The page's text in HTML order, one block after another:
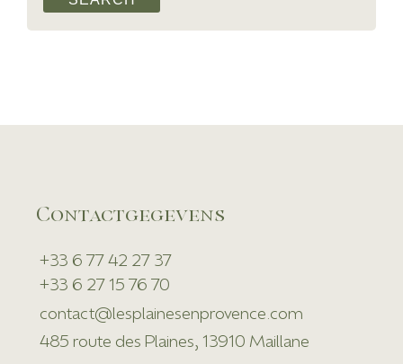
Contactgegevens
+33 6 77 42 27 37
+33 6 27 15 76 70
contact@lesplainesenprovence.com
485 route des Plaines, 13910 Maillane